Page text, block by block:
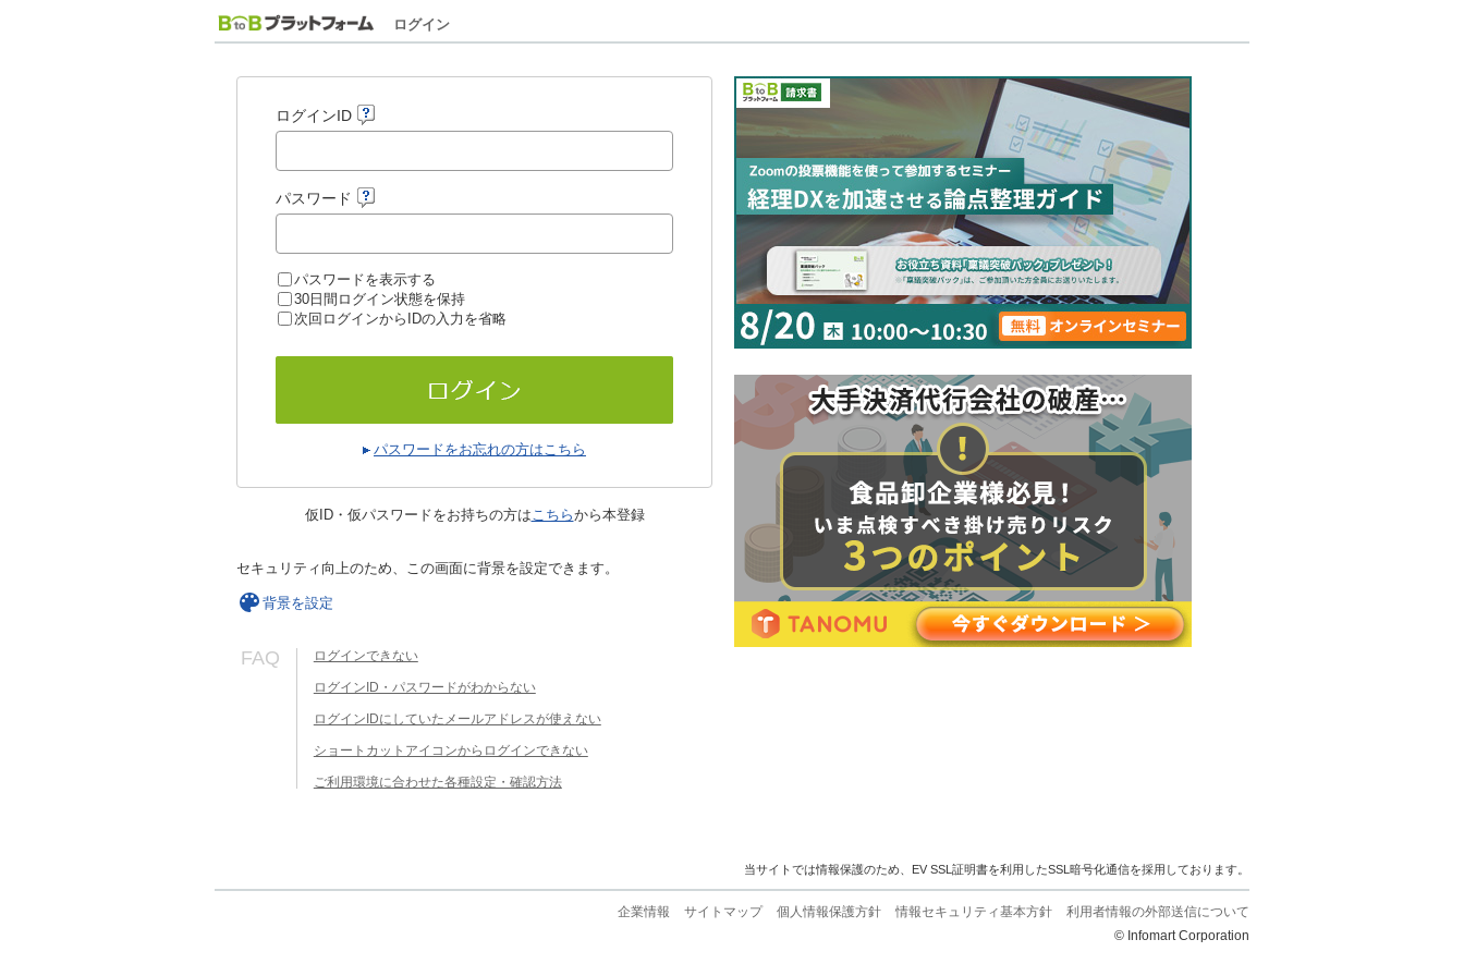
ログイン
ログインID
パスワード
パスワードを表示する
30日間ログイン状態を保持
次回ログインからIDの入力を省略
パスワードをお忘れの方はこちら
仮ID・仮パスワードをお持ちの方はこちらから本登録
セキュリティ向上のため、この画面に背景を設定できます。
背景を設定
FAQ ログインできない
ログインID・パスワードがわからない
ログインIDにしていたメールアドレスが使えない
ショートカットアイコンからログインできない
ご利用環境に合わせた各種設定・確認方法
当サイトでは情報保護のため、EV SSL証明書を利用したSSL暗号化通信を採用しております。
企業情報 サイトマップ 個人情報保護方針 情報セキュリティ基本方針
利用者情報の外部送信について
© Infomart Corporation